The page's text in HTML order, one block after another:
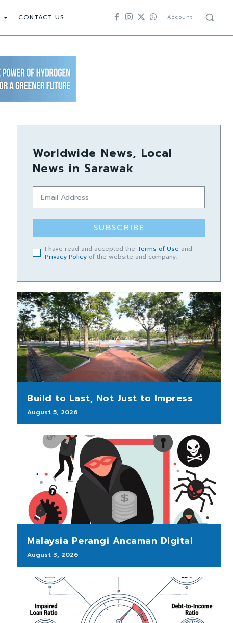
CONTACT US Account
Worldwide News, Local
News in Sarawak
SUBSCRIBE
I have read and accepted the Terms of Use and
Privacy Policy of the website and company.
Build to Last, Not Just to Impress
August 5, 2026
Malaysia Perangi Ancaman Digital
August 3, 2026